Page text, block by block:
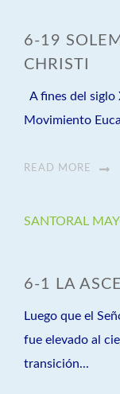
6-19
CHRISTI
A fines del siglo
Movimiento
READ MORE
SANTORAL
6-1 LA
Luego que el
fue elevado al
transición...